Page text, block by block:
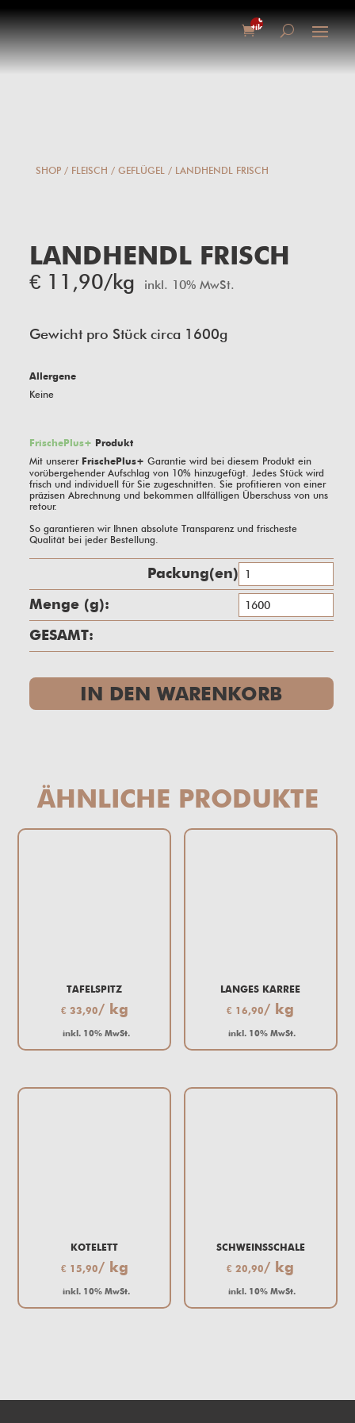
0-
Artikel
SHOP/ FLEISCH / GEFLÜGEL/ LANDHENDL FRISCH
LANDHENDL FRISCH
€11,90/kg inkl. 10% MwSt.
Gewicht pro Stück circa 1600g
Allergene
Keine
FrischePlus+ Produkt
Mit unserer FrischePlus+ Garantie wird bei diesem Produkt ein
vorübergehender Aufschlag von 10%hinzugefügt. Jedes Stück wird
frisch und individuell für Sie zugeschnitten. Sie profitieren von einer
präzisen Abrechnung und bekommen allfälligen Überschuss von uns
retour.
So garantieren wir Ihnen absolute Transparenz und frischeste
Qualität bei jeder Bestellung.
Packung(en)
g
IN DEN WARENKORB
GESAMT:
ÄHNLICHE PRODUKTE
TAFELSPITZ
€33,90/ kg
inkl. 10% MwSt.
LANGES KARREE
€ 16,90/ kg
inkl. 10% MwSt.
KOTELETT
€15,90/ kg
inkl. 10% MwSt.
SCHWEINSSCHALE
€ 20,90/ kg
inkl. 10% MwSt.